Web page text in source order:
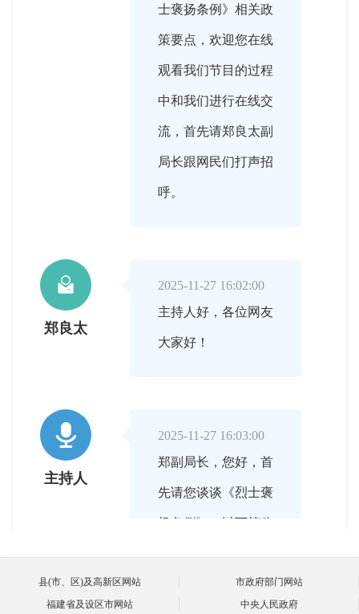
士褒扬条例》相关政
策要点，欢迎您在线
观看我们节目的过程
中和我们进行在线交
流，首先请郑良太副
局长跟网民们打声招
呼。

郑良太
2025-11-27 16:02:00
主持人好，各位网友
大家好！

主持人
2025-11-27 16:03:00
郑副局长，您好，首
先请您谈谈《烈士褒
扬条例》（以下简称
县(市、区)及高新区网站
市政府部门网站
福建省及设区市网站
中央人民政府